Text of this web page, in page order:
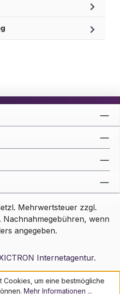
Mehrwertsteuer zzgl.
wenn
angegeben.
Internetagentur.
um eine bestmögliche
Mehr Informationen ...